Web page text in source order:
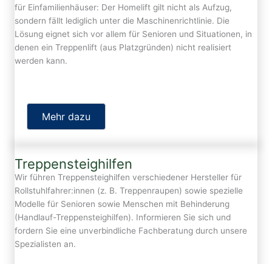
für Einfamilienhäuser: Der Homelift gilt nicht als Aufzug,
sondern fällt lediglich unter die Maschinenrichtlinie. Die
Lösung eignet sich vor allem für Senioren und Situationen, in
denen ein Treppenlift (aus Platzgründen) nicht realisiert
werden kann.
Mehr dazu
Treppensteighilfen
Wir führen Treppensteighilfen verschiedener Hersteller für
Rollstuhlfahrer:innen (z. B. Treppenraupen) sowie spezielle
Modelle für Senioren sowie Menschen mit Behinderung
(Handlauf-Treppensteighilfen). Informieren Sie sich und
fordern Sie eine unverbindliche Fachberatung durch unsere
Spezialisten an.